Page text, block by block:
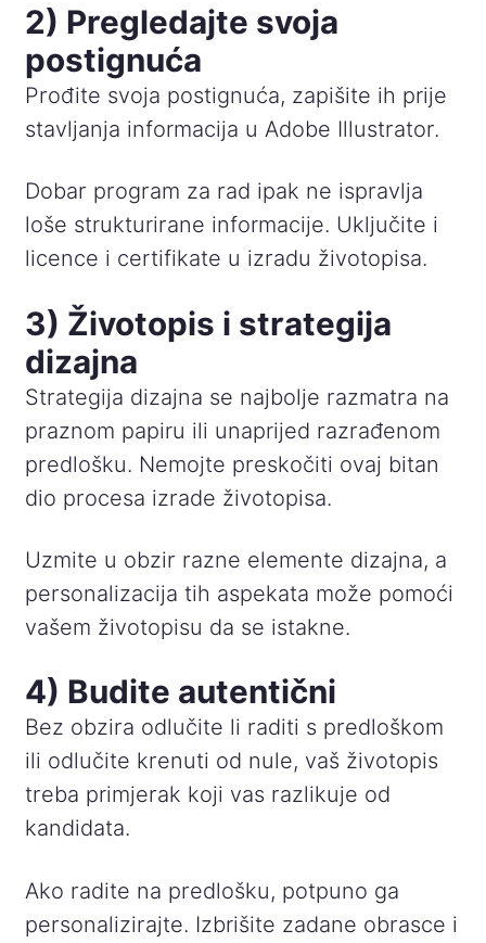
2) Pregledajte svoja
postignuća
Prođite svoja postignuća, zapišite ih prije
stavljanja informacija u Adobe Illustrator.
Dobar program za rad ipak ne ispravlja
loše strukturirane informacije. Uključite i
licence i certifikate u izradu životopisa.
3) Životopis i strategija
dizajna
Strategija dizajna se najbolje razmatra na
praznom papiru ili unaprijed razrađenom
predlošku. Nemojte preskočiti ovaj bitan
dio procesa izrade životopisa.
Uzmite u obzir razne elemente dizajna, a
personalizacija tih aspekata može pomoći
vašem životopisu da se istakne.
4) Budite autentični
Bez obzira odlučite li raditi s predloškom
ili odlučite krenuti od nule, vaš životopis
treba primjerak koji vas razlikuje od
kandidata.
Ako radite na predlošku, potpuno ga
personalizirajte. Izbrišite zadane obrasce i